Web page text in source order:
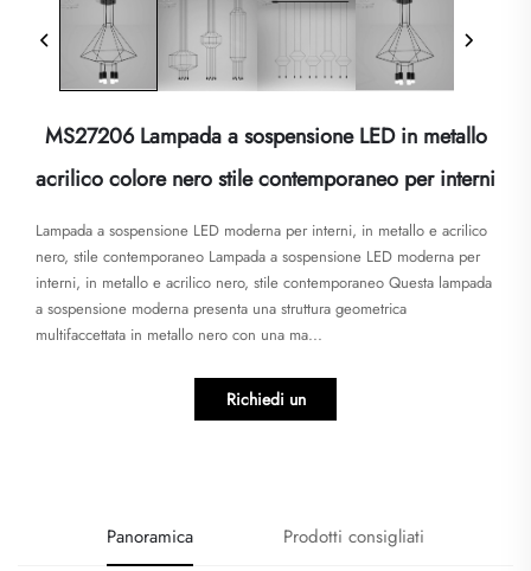
MS27206 Lampada a sospensione LED in metallo
acrilico colore nero stile contemporaneo per interni
Lampada a sospensione LED moderna per interni, in metallo e acrilico
nero, stile contemporaneo Lampada a sospensione LED moderna per
interni, in metallo e acrilico nero, stile contemporaneo Questa lampada
a sospensione moderna presenta una struttura geometrica
multifaccettata in metallo nero con una ma...
Richiedi un
Panoramica Prodotti consigliati